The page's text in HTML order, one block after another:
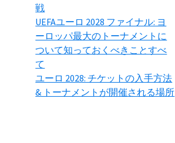
戦
UEFAユーロ 2028 ファイナル: ヨ
ーロッパ最大のトーナメントに
ついて知っておくべきことすべ
て
ユーロ 2028: チケットの入手方法
& トーナメントが開催される場所